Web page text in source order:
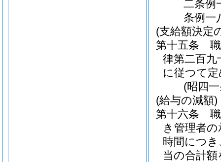
二条例
条例一
(支給額決定
第十五条
律第二百九
に従つて
(昭四
(給与の減額)
第十六条
き管理者
時間につ
当の合計